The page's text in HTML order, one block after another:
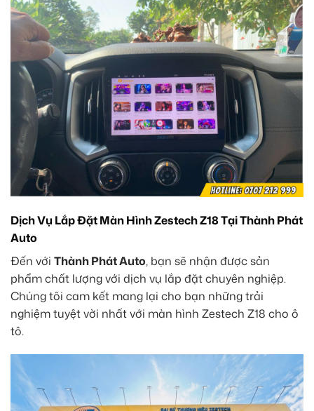
Dịch Vụ Lắp Đặt Màn Hình Zestech Z18 Tại Thành Phát
Auto
Đến với Thành Phát Auto, bạn sẽ nhận được sản
phẩm chất lượng với dịch vụ lắp đặt chuyên nghiệp.
Chúng tôi cam kết mang lại cho bạn những trải
nghiệm tuyệt vời nhất với màn hình Zestech Z18 cho ô
tô.